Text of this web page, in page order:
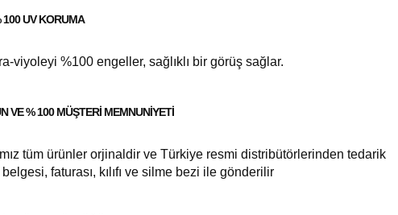
100 UV KORUMA
viyoleyi %100 engeller, sağlıklı bir görüş sağlar.
VE % 100 MÜŞTERI MEMNUNIYETI
tüm ürünler orjinaldir ve Türkiye resmi distribütörlerinden tedarik
faturası, kılıfı ve silme bezi ile gönderilir